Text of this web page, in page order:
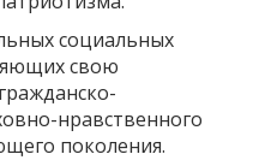
социальных
свою
нравственного
поколения.